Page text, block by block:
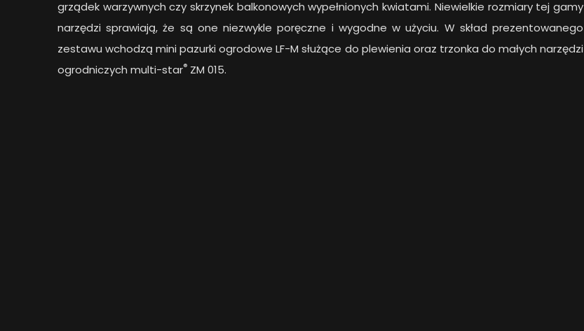
grządek warzywnych czy skrzynek balkonowych wypełnionych kwiatami. Niewielkie rozmiary tej gamy
narzędzi sprawiają, że są one niezwykle poręczne i wygodne w użyciu. W skład prezentowanego
zestawu wchodzą mini pazurki ogrodowe LF-M służące do plewienia oraz trzonka do małych narzędzi
ogrodniczych multi-star® ZM 015.